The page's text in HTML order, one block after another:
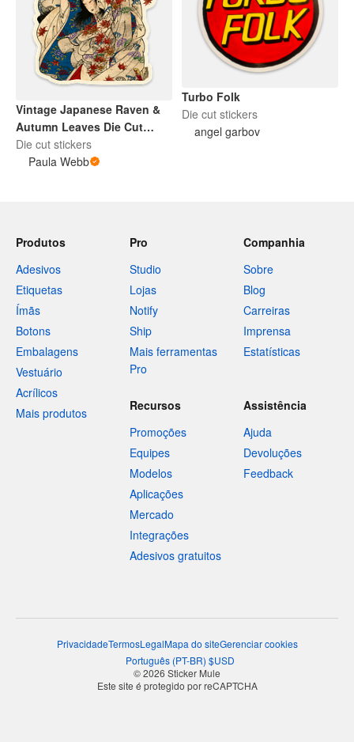
Vintage Japanese Raven &
Autumn Leaves Die Cut
Sticker
Die cut stickers
Paula Webb
Turbo Folk
Die cut stickers
angel garbov
Produtos
Adesivos
Etiquetas
Ímãs
Botons
Embalagens
Vestuário
Acrílicos
Mais produtos
Pro
Studio
Lojas
Notify
Ship
Mais ferramentas
Pro
Companhia
Sobre
Blog
Carreiras
Imprensa
Estatísticas
Recursos
Promoções
Equipes
Modelos
Aplicações
Mercado
Integrações
Adesivos gratuitos
Assistência
Ajuda
Devoluções
Feedback
PrivacidadeTermosLegalMapa do siteGerenciar cookies
Português (PT-BR) $USD
© 2026 Sticker Mule
Este site é protegido por reCAPTCHA